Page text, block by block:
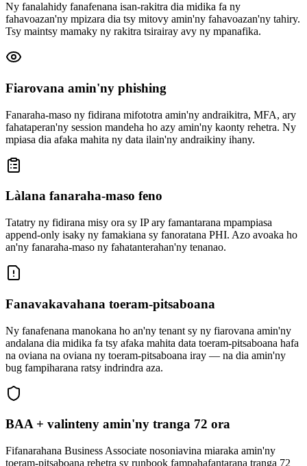
Ny fanalahidy fanafenana isan-rakitra dia midika fa ny
fahavoazan'ny mpizara dia tsy mitovy amin'ny fahavoazan'ny tahiry.
Tsy maintsy mamaky ny rakitra tsirairay avy ny mpanafika.
Fiarovana amin'ny phishing
Fanaraha-maso ny fidirana mifototra amin'ny andraikitra, MFA, ary
fahataperan'ny session mandeha ho azy amin'ny kaonty rehetra. Ny
mpiasa dia afaka mahita ny data ilain'ny andraikiny ihany.
Làlana fanaraha-maso feno
Tatatry ny fidirana misy ora sy IP ary famantarana mpampiasa
append-only isaky ny famakiana sy fanoratana PHI. Azo avoaka ho
an'ny fanaraha-maso ny fahatanterahan'ny tenanao.
Fanavakavahana toeram-pitsaboana
Ny fanafenana manokana ho an'ny tenant sy ny fiarovana amin'ny
andalana dia midika fa tsy afaka mahita data toeram-pitsaboana hafa
na oviana na oviana ny toeram-pitsaboana iray — na dia amin'ny
bug fampiharana ratsy indrindra aza.
BAA + valinteny amin'ny tranga 72 ora
Fifanarahana Business Associate nosoniavina miaraka amin'ny
toeram-pitsaboana rehetra sy runbook fampahafantarana tranga 72